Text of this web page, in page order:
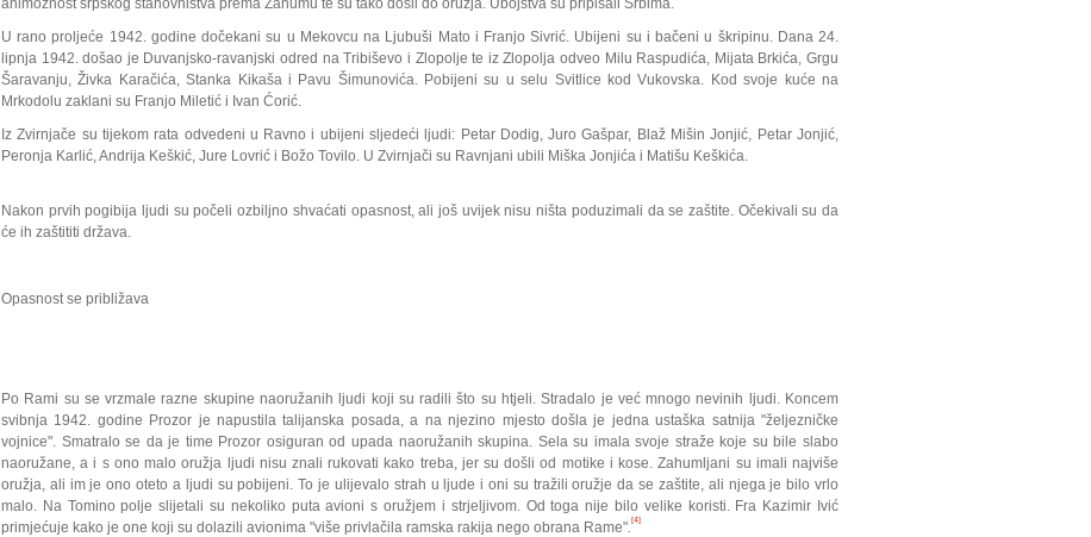
animoznost srpskog stanovništva prema Zahumu te su tako došli do oružja. Ubojstva su pripisali Srbima.
U rano proljeće 1942. godine dočekani su u Mekovcu na Ljubuši Mato i Franjo Sivrić. Ubijeni su i bačeni u škripinu. Dana 24.
lipnja 1942. došao je Duvanjsko­‑ravanjski odred na Tribiševo i Zlopolje te iz Zlopolja odveo Milu Raspudića, Mijata Brkića, Grgu
Šaravanju, Živka Karačića, Stanka Kikaša i Pavu Šimunovića. Pobijeni su u selu Svitlice kod Vukovska. Kod svoje kuće na
Mrkodolu zaklani su Franjo Miletić i Ivan Ćorić.
Iz Zvirnjače su tijekom rata odvedeni u Ravno i ubijeni sljedeći ljudi: Petar Dodig, Juro Gašpar, Blaž Mišin Jonjić, Petar Jonjić,
Peronja Karlić, Andrija Keškić, Jure Lovrić i Božo Tovilo. U Zvirnjači su Ravnjani ubili Miška Jonjića i Matišu Keškića.
Nakon prvih pogibija ljudi su počeli ozbiljno shvaćati opasnost, ali još uvijek nisu ništa poduzimali da se zaštite. Očekivali su da
će ih zaštititi država.
Opasnost se približava
Po Rami su se vrzmale razne skupine naoružanih ljudi koji su radili što su htjeli. Stradalo je već mnogo nevinih ljudi. Koncem
svibnja 1942. godine Prozor je napustila talijanska posada, a na njezino mjesto došla je jedna ustaška satnija "željezničke
vojnice". Smatralo se da je time Prozor osiguran od upada naoružanih skupina. Sela su imala svoje straže koje su bile slabo
naoružane, a i s ono malo oružja ljudi nisu znali rukovati kako treba, jer su došli od motike i kose. Zahumljani su imali najviše
oružja, ali im je ono oteto a ljudi su pobijeni. To je ulijevalo strah u ljude i oni su tražili oružje da se zaštite, ali njega je bilo vrlo
malo. Na Tomino polje slijetali su nekoliko puta avioni s oružjem i strjeljivom. Od toga nije bilo velike koristi. Fra Kazimir Ivić
primjećuje kako je one koji su dolazili avionima "više privlačila ramska rakija nego obrana Rame". [4]